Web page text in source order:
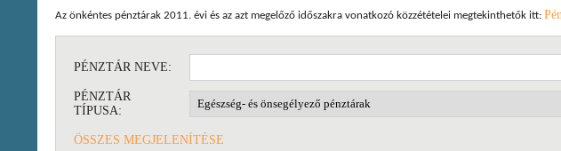
Az önkéntes pénztárak 2011. évi és az azt megelőző időszakra vonatkozó közzétételei megtekinthetők itt:
PÉNZTÁR NEVE:
PÉNZTÁR
TÍPUSA:
ÖSSZES MEGJELENÍTÉSE